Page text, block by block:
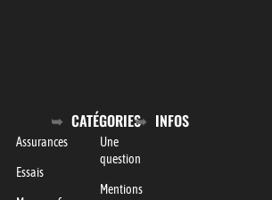
CATÉGORIES
Assurances
Essais
INFOS
Une
question
Mentions